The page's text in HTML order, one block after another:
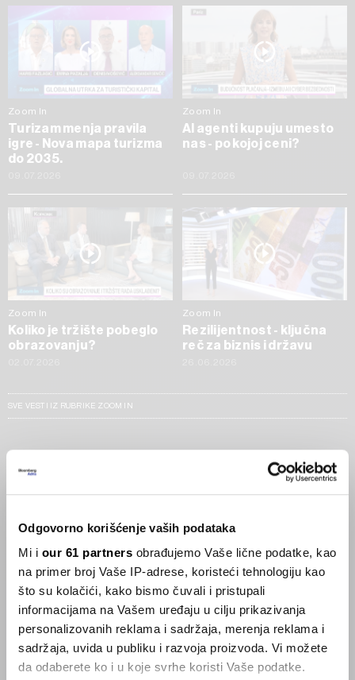
Odgovorno korišćenje vaših podataka
Mi i our 61 partners obrađujemo Vaše lične podatke, kao
na primer broj Vaše IP-adrese, koristeći tehnologiju kao
što su kolačići, kako bismo čuvali i pristupali
informacijama na Vašem uređaju u cilju prikazivanja
personalizovanih reklama i sadržaja, merenja reklama i
sadržaja, uvida u publiku i razvoja proizvoda. Vi možete
da odaberete ko i u koje svrhe koristi Vaše podatke.
Zoom In
Turizam menja pravila
igre - Nova mapa turizma
do 2035.
Zoom In
AI agenti kupuju umesto
nas - po kojoj ceni?
Zoom In
Koliko je tržište pobeglo
obrazovanju?
Zoom In
Rezilijentnost - ključna
reč za biznis i državu
SVE VESTI IZ RUBRIKE ZOOM IN
Businessweek Adria
Korisnici GLP-1 lijekova mršave,
29.01.2026
Visok trošak selidbe kompanija iz Kine
05.12.2025
Privatni letovi postaju dostupan